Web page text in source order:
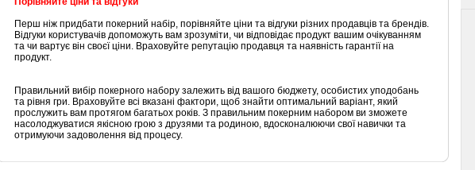
Перш ніж придбати покерний набір, порівняйте ціни та відгуки різних продавців та брендів.
Відгуки користувачів допоможуть вам зрозуміти, чи відповідає продукт вашим очікуванням
та чи вартує він своєї ціни. Враховуйте репутацію продавця та наявність гарантії на
продукт.
Правильний вибір покерного набору залежить від вашого бюджету, особистих уподобань
та рівня гри. Враховуйте всі вказані фактори, щоб знайти оптимальний варіант, який
прослужить вам протягом багатьох років. З правильним покерним набором ви зможете
насолоджуватися якісною грою з друзями та родиною, вдосконалюючи свої навички та
отримуючи задоволення від процесу.